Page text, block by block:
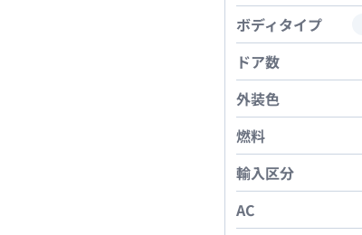
ボディタイプ
ドア数
外装色
燃料
輸入区分
AC